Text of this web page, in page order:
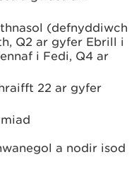
(defnyddiwch
Q2 ar gyfer Ebrill i
i Fedi, Q4 ar
22 ar gyfer
a nodir isod